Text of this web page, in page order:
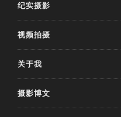
纪实摄影
视频拍摄
关于我
摄影博文